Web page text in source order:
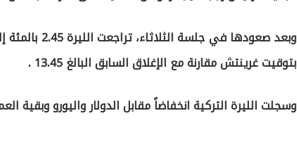
بتوقيت غرينتش مقارنة مع الإغلاق السابق البالغ 13.45 .
وسجلت الليرة التركية انخفاضاً مقابل الدولار واليورو وبقية